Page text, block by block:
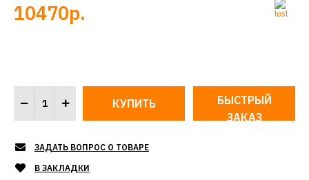
10470р.
БЫСТРЫЙ
ЗАКАЗ
ЗАДАТЬ ВОПРОС О ТОВАРЕ
В ЗАКЛАДКИ